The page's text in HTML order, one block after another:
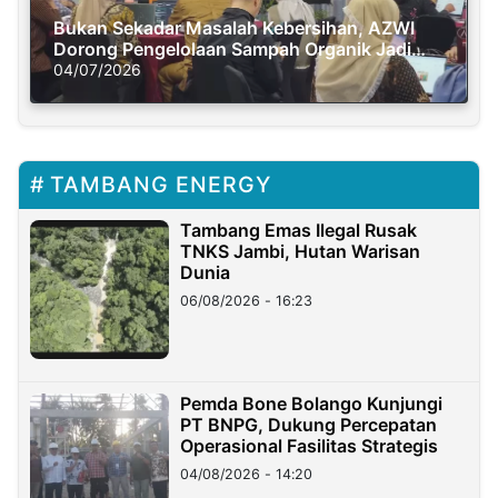
Bukan Sekadar Masalah Kebersihan, AZWI
Dorong Pengelolaan Sampah Organik Jadi
Solusi Krisis Iklim
04/07/2026
TAMBANG ENERGY
Tambang Emas Ilegal Rusak
TNKS Jambi, Hutan Warisan
Dunia
06/08/2026 - 16:23
Pemda Bone Bolango Kunjungi
PT BNPG, Dukung Percepatan
Operasional Fasilitas Strategis
04/08/2026 - 14:20